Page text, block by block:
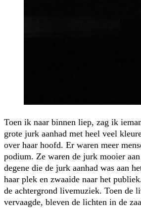
Toen ik naar binnen liep, zag ik
grote jurk aanhad met heel veel
over haar hoofd. Er waren meer
podium. Ze waren de jurk mooier
degene die de jurk aanhad was aan
haar plek en zwaaide naar het
de achtergrond livemuziek. Toen de
vervaagde, bleven de lichten in de